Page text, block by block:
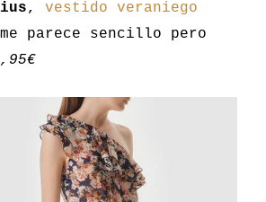
, vestido veraniego
parece sencillo pero